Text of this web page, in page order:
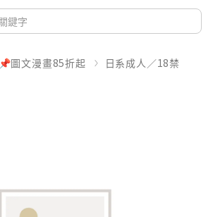
📌圖文漫畫85折起 日系成人／18禁